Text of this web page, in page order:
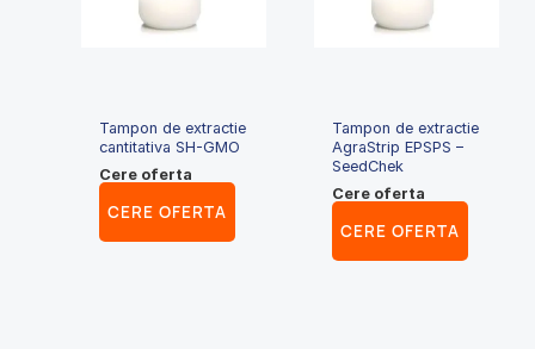
Tampon de extractie
cantitativa SH-GMO
Cere oferta
CERE OFERTA
Tampon de extractie
AgraStrip EPSPS –
SeedChek
Cere oferta
CERE OFERTA